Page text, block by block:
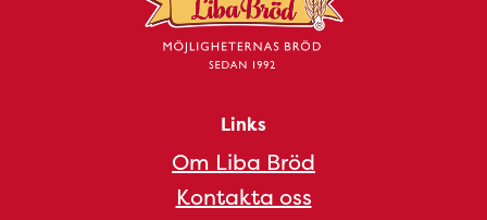
Links
Om Liba Bröd
Kontakta oss